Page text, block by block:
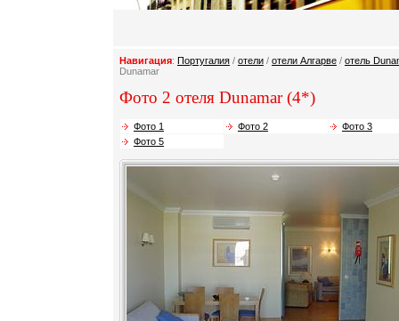
Навигация: Португалия / отели / отели Алгарве / отель
Dunamar
Фото 2 отеля Dunamar (4*)
Фото 1 Фото 2
Фото 3
Фото 5